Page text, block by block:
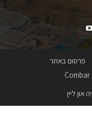
פרסום באתר
און ליין